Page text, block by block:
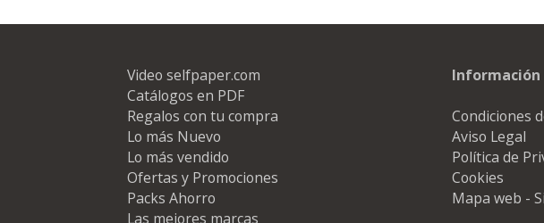
Video selfpaper.com
Catálogos en PDF
Regalos con tu compra
Lo más Nuevo
Lo más vendido
Ofertas y Promociones
Packs Ahorro
Las mejores marcas
Información
Condiciones
Aviso Legal
Política de
Cookies
Mapa web -